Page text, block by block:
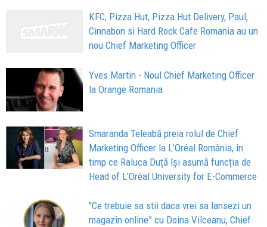
KFC, Pizza Hut, Pizza Hut Delivery, Paul,
Cinnabon si Hard Rock Cafe Romania au un
nou Chief Marketing Officer
Yves Martin - Noul Chief Marketing Officer
la Orange Romania
Smaranda Teleabă preia rolul de Chief
Marketing Officer la L’Oréal România, în
timp ce Raluca Duță își asumă funcția de
Head of L’Oréal University for E-Commerce
"Ce trebuie sa stii daca vrei sa lansezi un
magazin online” cu Doina Vilceanu, Chief